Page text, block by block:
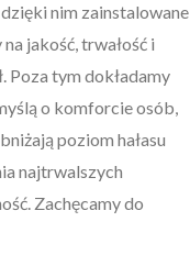
nim zainstalowane
jakość, trwałość i
Poza tym dokładamy
o komforcie osób,
poziom hałasu
najtrwalszych
Zachęcamy do